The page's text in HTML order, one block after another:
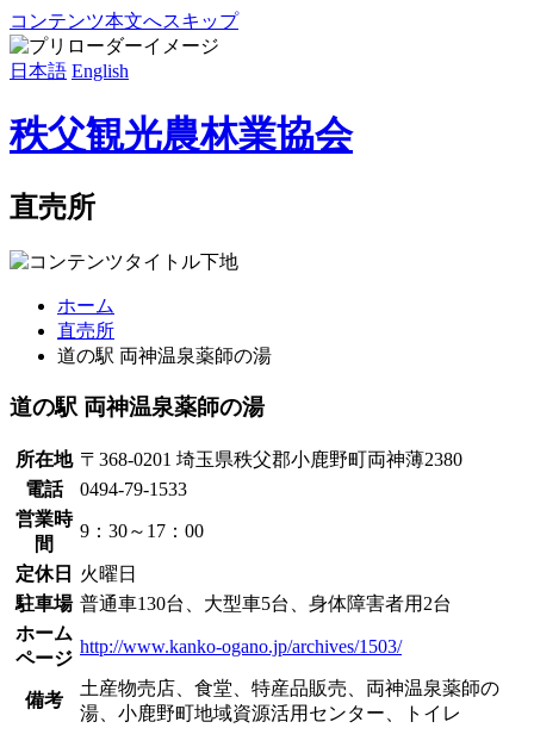
コンテンツ本文へスキップ
日本語 English
秩父観光農林業協会
直売所
ホーム
直売所
道の駅 両神温泉薬師の湯
道の駅 両神温泉薬師の湯
所在地 〒368-0201 埼玉県秩父郡小鹿野町両神薄2380
電話
0494-79-1533
営業時
間
9：30～17：00
定休日
火曜日
駐車場 普通車130台、大型車5台、身体障害者用2台
ホーム
ページ
http://www.kanko-ogano.jp/archives/1503/
備考
土産物売店、食堂、特産品販売、両神温泉薬師の
湯、小鹿野町地域資源活用センター、トイレ